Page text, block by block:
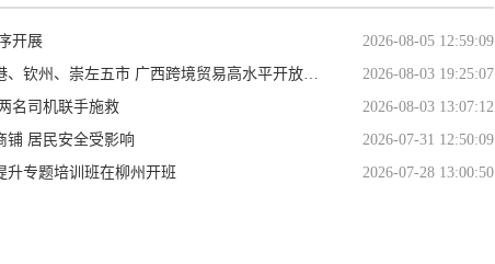
开展
2026-08-05 12:59:09
崇左五市 广西跨境贸易高水平开放试点8月1日起实施
2026-08-03 19:25:07
名司机联手施救
2026-08-03 13:07:12
铺 居民安全受影响
2026-07-31 12:50:09
升专题培训班在柳州开班 2026-07-28 13:00:50